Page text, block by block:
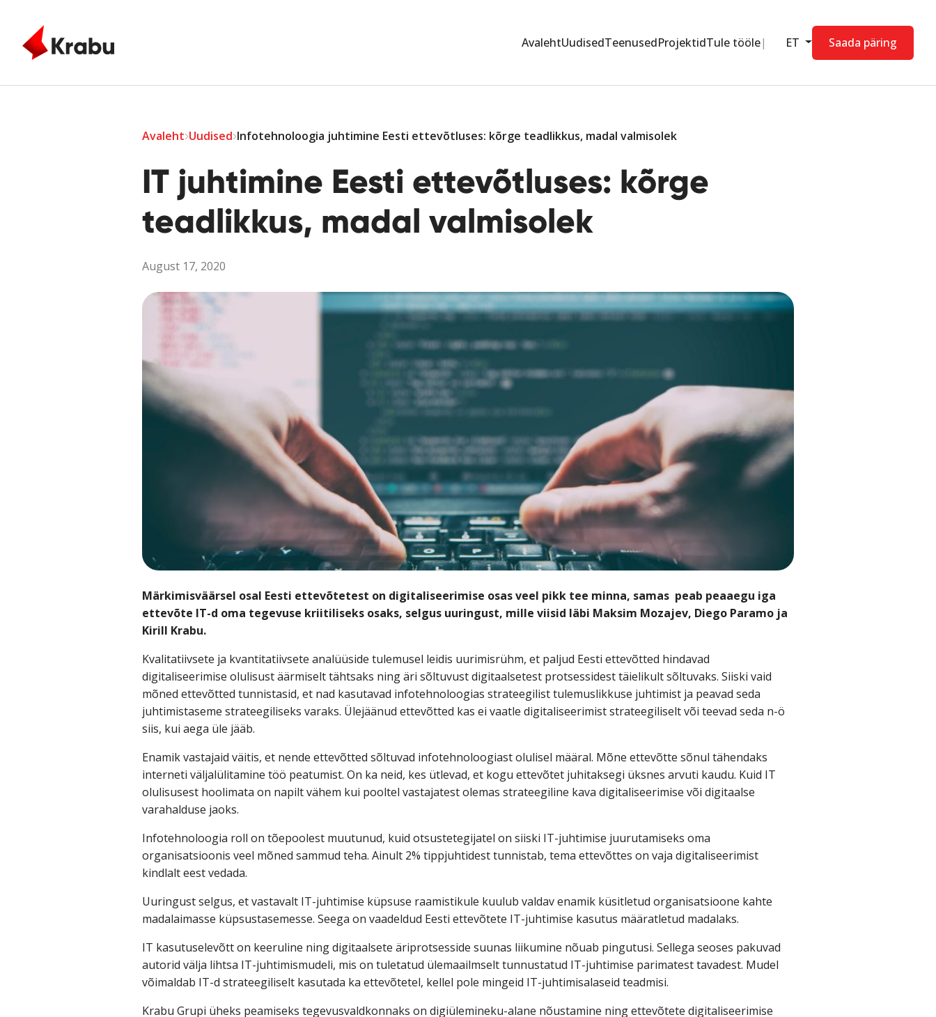
AvalehtUudisedTeenusedProjektidTule tööle ET Saada päring
Avaleht Uudised Infotehnoloogia juhtimine Eesti ettevõtluses: kõrge teadlikkus, madal valmisolek
IT juhtimine Eesti ettevõtluses: kõrge
teadlikkus, madal valmisolek
August 17, 2020
Märkimisväärsel osal Eesti ettevõtetest on digitaliseerimise osas veel pikk tee minna, samas peab peaaegu iga
ettevõte IT-d oma tegevuse kriitiliseks osaks, selgus uuringust, mille viisid läbi Maksim Mozajev, Diego Paramo ja
Kirill Krabu.
Kvalitatiivsete ja kvantitatiivsete analüüside tulemusel leidis uurimisrühm, et paljud Eesti ettevõtted hindavad
digitaliseerimise olulisust äärmiselt tähtsaks ning äri sõltuvust digitaalsetest protsessidest täielikult sõltuvaks. Siiski vaid
mõned ettevõtted tunnistasid, et nad kasutavad infotehnoloogias strateegilist tulemuslikkuse juhtimist ja peavad seda
juhtimistaseme strateegiliseks varaks. Ülejäänud ettevõtted kas ei vaatle digitaliseerimist strateegiliselt või teevad seda n-ö
siis, kui aega üle jääb.
Enamik vastajaid väitis, et nende ettevõtted sõltuvad infotehnoloogiast olulisel määral. Mõne ettevõtte sõnul tähendaks
interneti väljalülitamine töö peatumist. On ka neid, kes ütlevad, et kogu ettevõtet juhitaksegi üksnes arvuti kaudu. Kuid IT
olulisusest hoolimata on napilt vähem kui pooltel vastajatest olemas strateegiline kava digitaliseerimise või digitaalse
varahalduse jaoks.
Infotehnoloogia roll on tõepoolest muutunud, kuid otsustetegijatel on siiski IT-juhtimise juurutamiseks oma
organisatsioonis veel mõned sammud teha. Ainult 2% tippjuhtidest tunnistab, tema ettevõttes on vaja digitaliseerimist
kindlalt eest vedada.
Uuringust selgus, et vastavalt IT-juhtimise küpsuse raamistikule kuulub valdav enamik küsitletud organisatsioone kahte
madalaimasse küpsustasemesse. Seega on vaadeldud Eesti ettevõtete IT-juhtimise kasutus määratletud madalaks.
IT kasutuselevõtt on keeruline ning digitaalsete äriprotsesside suunas liikumine nõuab pingutusi. Sellega seoses pakuvad
autorid välja lihtsa IT-juhtimismudeli, mis on tuletatud ülemaailmselt tunnustatud IT-juhtimise parimatest tavadest. Mudel
võimaldab IT-d strateegiliselt kasutada ka ettevõtetel, kellel pole mingeid IT-juhtimisalaseid teadmisi.
Krabu Grupi üheks peamiseks tegevusvaldkonnaks on digiülemineku-alane nõustamine ning ettevõtete digitaliseerimise